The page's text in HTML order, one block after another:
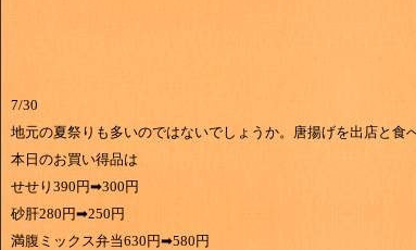
7/30
地元の夏祭りも多いのではないでしょうか。唐揚げを出店と食
本日のお買い得品は
せせり390円➡300円
砂肝280円➡250円
満腹ミックス弁当630円➡580円